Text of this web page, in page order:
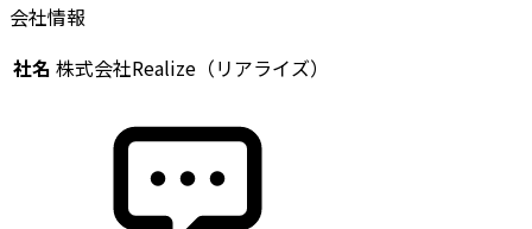
会社情報
社名 株式会社Realize（リアライズ）